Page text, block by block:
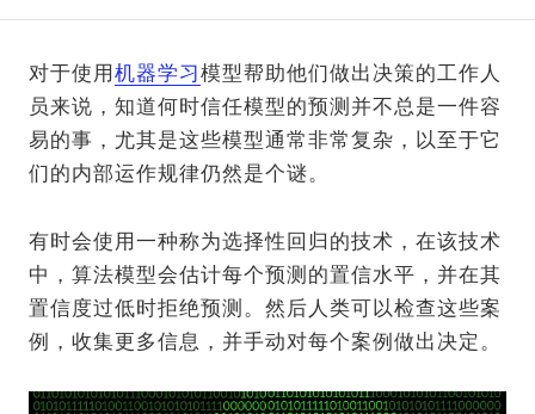
对于使用 机器学习模型帮助他们做出决策的工作人
员来说，知道何时信任模型的预测并不总是一件容
易的事，尤其是这些模型通常非常复杂，以至于它
们的内部运作规律仍然是个谜。
有时会使用一种称为选择性回归的技术，在该技术
中，算法模型会估计每个预测的置信水平，并在其
置信度过低时拒绝预测。然后人类可以检查这些案
例，收集更多信息，并手动对每个案例做出决定。